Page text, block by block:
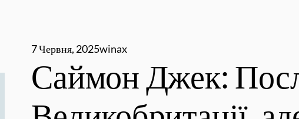
7 Червня, 2025winax
Саймон Джек: